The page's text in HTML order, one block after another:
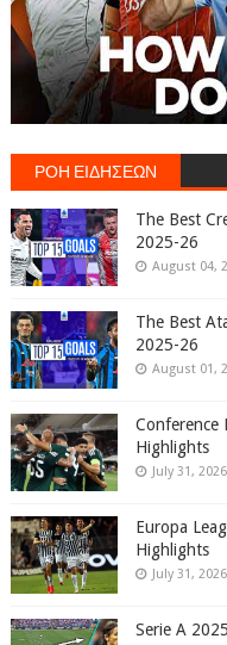
ΡΟΗ ΕΙΔΗΣΕΩΝ
The Best
2025-26
August 04,
The Best
2025-26
August 01,
Conference
Highlights
July 31, 2026
Europa
Highlights
July 31, 2026
Serie A